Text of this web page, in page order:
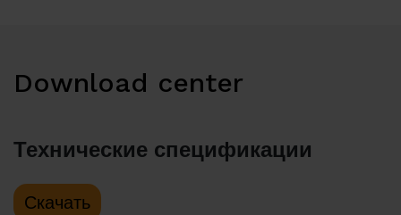
Download center
Технические спецификации
Скачать